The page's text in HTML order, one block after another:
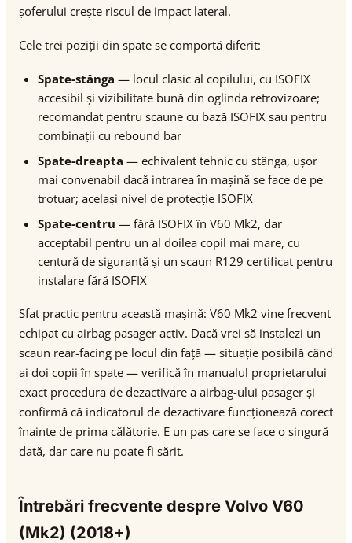
șoferului crește riscul de impact lateral.
Cele trei poziții din spate se comportă diferit:
Spate-stânga — locul clasic al copilului, cu ISOFIX
accesibil și vizibilitate bună din oglinda retrovizoare;
recomandat pentru scaune cu bază ISOFIX sau pentru
combinații cu rebound bar
Spate-dreapta — echivalent tehnic cu stânga, ușor
mai convenabil dacă intrarea în mașină se face de pe
trotuar; același nivel de protecție ISOFIX
Spate-centru — fără ISOFIX în V60 Mk2, dar
acceptabil pentru un al doilea copil mai mare, cu
centură de siguranță și un scaun R129 certificat pentru
instalare fără ISOFIX
Sfat practic pentru această mașină: V60 Mk2 vine frecvent
echipat cu airbag pasager activ. Dacă vrei să instalezi un
scaun rear-facing pe locul din față — situație posibilă când
ai doi copii în spate — verifică în manualul proprietarului
exact procedura de dezactivare a airbag-ului pasager și
confirmă că indicatorul de dezactivare funcționează corect
înainte de prima călătorie. E un pas care se face o singură
dată, dar care nu poate fi sărit.
Întrebări frecvente despre Volvo V60
(Mk2) (2018+)